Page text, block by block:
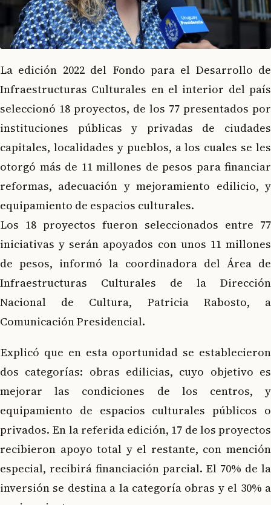
La edición 2022 del Fondo para el Desarrollo de
Infraestructuras Culturales en el interior del país
seleccionó 18 proyectos, de los 77 presentados por
instituciones públicas y privadas de ciudades
capitales, localidades y pueblos, a los cuales se les
otorgó más de 11 millones de pesos para financiar
reformas, adecuación y mejoramiento edilicio, y
equipamiento de espacios culturales.
Los 18 proyectos fueron seleccionados entre 77
iniciativas y serán apoyados con unos 11 millones
de pesos, informó la coordinadora del Área de
Infraestructuras Culturales de la Dirección
Nacional de Cultura, Patricia Rabosto, a
Comunicación Presidencial.
Explicó que en esta oportunidad se establecieron
dos categorías: obras edilicias, cuyo objetivo es
mejorar las condiciones de los centros, y
equipamiento de espacios culturales públicos o
privados. En la referida edición, 17 de los proyectos
recibieron apoyo total y el restante, con mención
especial, recibirá financiación parcial. El 70% de la
inversión se destina a la categoría obras y el 30% a